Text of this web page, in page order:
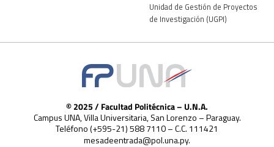
Unidad de Gestión de Proyectos
de Investigación (UGPI)
© 2025 / Facultad Politécnica – U.N.A.
Campus UNA, Villa Universitaria, San Lorenzo – Paraguay.
Teléfono (+595-21) 588 7110 – C.C. 111421
mesadeentrada@pol.una.py.